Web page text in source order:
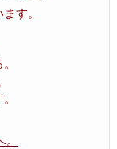
す。